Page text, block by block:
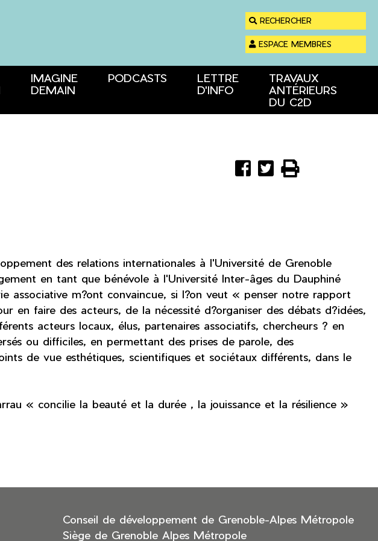
RECHERCHER
ESPACE MEMBRES
IMAGINE
DEMAIN
PODCASTS
LETTRE
D'INFO
TRAVAUX
ANTÉRIEURS
DU C2D
Partager
sur
 Partager
sur
 Imprimer

des relations internationales à l'Université de Grenoble
en tant que bénévole à l'Université Inter-âges du Dauphiné
associative m?ont convaincue, si l?on veut « penser notre rapport
en faire des acteurs, de la nécessité d?organiser des débats d?idées,
acteurs locaux, élus, partenaires associatifs, chercheurs ? en
ou difficiles, en permettant des prises de parole, des
de vue esthétiques, scientifiques et sociétaux différents, dans le
« concilie la beauté et la durée , la jouissance et la résilience »
Conseil de développement de Grenoble-Alpes Métropole
Siège de Grenoble Alpes Métropole